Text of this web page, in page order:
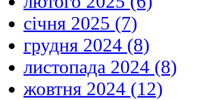
січня 2025 (7)
грудня 2024 (8)
листопада 2024 (8)
жовтня 2024 (12)